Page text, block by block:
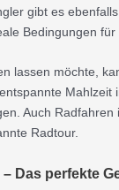
gibt es
Bedingungen für
lassen möchte,
Auch
Radtour.
Das perfekte